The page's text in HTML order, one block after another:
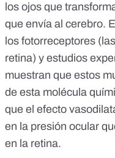
los ojos que
que envía al cerebro.
los fotorreceptores
retina) y estudios
muestran que estos
de esta molécula
que el efecto
en la presión ocular
en la retina.